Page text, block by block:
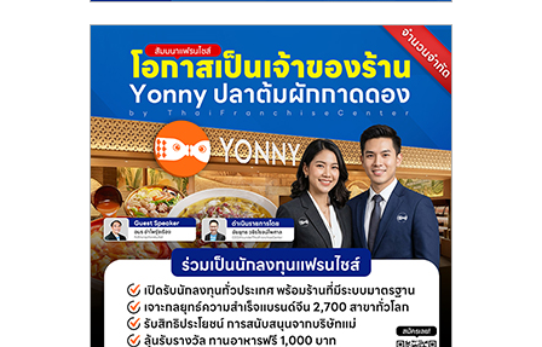
ไชส์
แฟ
ไชส์